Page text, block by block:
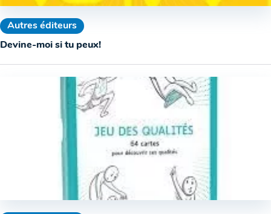
Autres éditeurs
Devine-moi si tu peux!